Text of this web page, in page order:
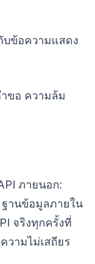
บข้อความแสดง
ขอ ความล้ม
ภายนอก:
ฐานข้อมูลภายใน
จริงทุกครั้งที่
วามไม่เสถียร